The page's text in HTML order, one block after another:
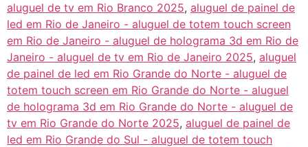
aluguel de tv em Rio Branco 2025, aluguel de painel de
led em Rio de Janeiro - aluguel de totem touch screen
em Rio de Janeiro - aluguel de holograma 3d em Rio de
Janeiro - aluguel de tv em Rio de Janeiro 2025, aluguel
de painel de led em Rio Grande do Norte - aluguel de
totem touch screen em Rio Grande do Norte - aluguel
de holograma 3d em Rio Grande do Norte - aluguel de
tv em Rio Grande do Norte 2025, aluguel de painel de
led em Rio Grande do Sul - aluguel de totem touch